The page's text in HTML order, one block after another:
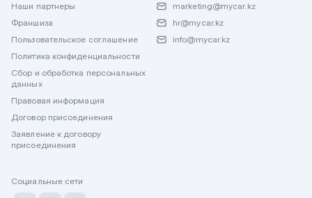
Наши партнеры
Франшиза
Пользовательское соглашение
Политика конфиденциальности
Сбор и обработка персональных
данных
Правовая информация
Договор присоединения
Заявление к договору
присоединения
marketing@mycar.kz
hr@mycar.kz
info@mycar.kz
Социальные сети